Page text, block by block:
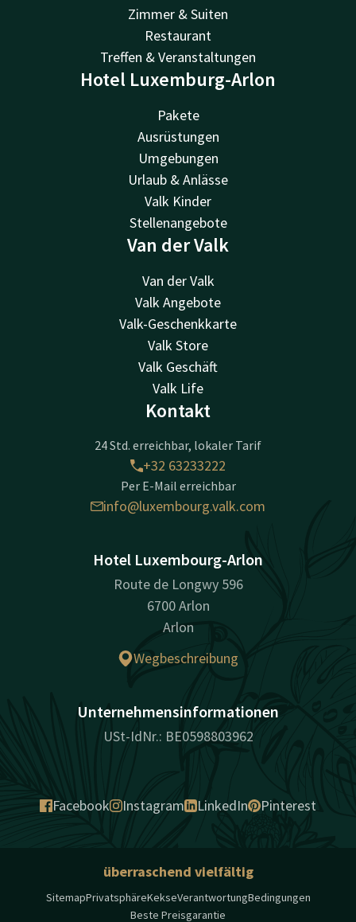
Zimmer & Suiten
Restaurant
Treffen & Veranstaltungen
Hotel Luxemburg-Arlon
Pakete
Ausrüstungen
Umgebungen
Urlaub & Anlässe
Valk Kinder
Stellenangebote
Van der Valk
Van der Valk
Valk Angebote
Valk-Geschenkkarte
Valk Store
Valk Geschäft
Valk Life
Kontakt
24 Std. erreichbar, lokaler Tarif
+32 63233222
Per E-Mail erreichbar
info@luxembourg.valk.com
Hotel Luxembourg-Arlon
Route de Longwy 596
6700 Arlon
Arlon
Wegbeschreibung
Unternehmensinformationen
USt-IdNr.: BE0598803962
Facebook Instagram LinkedIn Pinterest
überraschend vielfältig
SitemapPrivatsphäreKekseVerantwortungBedingungen
Beste Preisgarantie